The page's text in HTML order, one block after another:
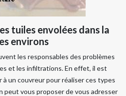
tuiles envolées dans la
environs
les responsables des problèmes
et les infiltrations. En effet, il est
à un couvreur pour réaliser ces types
peut vous proposer de vous adresser